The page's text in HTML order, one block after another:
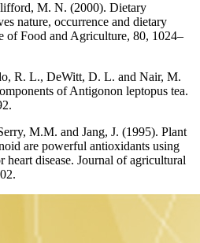
M. N. (2000). Dietary
nature, occurrence and dietary
of Food and Agriculture, 80, 1024–
R. L., DeWitt, D. L. and Nair, M.
of Antigonon leptopus tea.
M.M. and Jang, J. (1995). Plant
are powerful antioxidants using
disease. Journal of agricultural